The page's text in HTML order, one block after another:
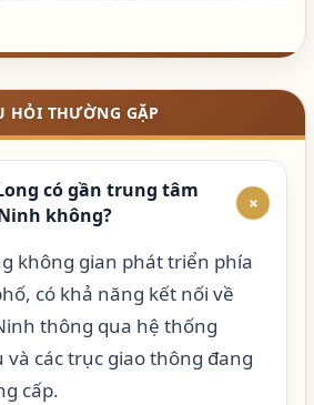
HỎI THƯỜNG GẶP
có gần trung tâm
không?
+
không gian phát triển phía
có khả năng kết nối về
thông qua hệ thống
các trục giao thông đang
cấp.